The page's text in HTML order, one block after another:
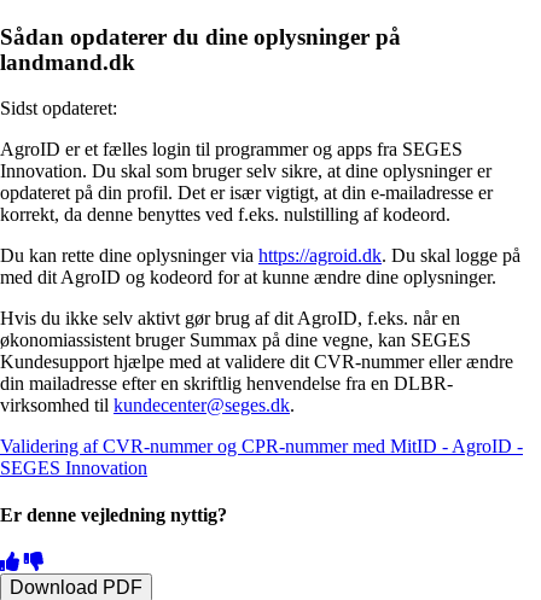
Sådan opdaterer du dine oplysninger på
landmand.dk
Sidst opdateret:
AgroID er et fælles login til programmer og apps fra SEGES
Innovation. Du skal som bruger selv sikre, at dine oplysninger er
opdateret på din profil. Det er især vigtigt, at din e-mailadresse er
korrekt, da denne benyttes ved f.eks. nulstilling af kodeord.
Du kan rette dine oplysninger via https://agroid.dk. Du skal logge på
med dit AgroID og kodeord for at kunne ændre dine oplysninger.
Hvis du ikke selv aktivt gør brug af dit AgroID, f.eks. når en
økonomiassistent bruger Summax på dine vegne, kan SEGES
Kundesupport hjælpe med at validere dit CVR-nummer eller ændre
din mailadresse efter en skriftlig henvendelse fra en DLBR-
virksomhed til kundecenter@seges.dk.
Validering af CVR-nummer og CPR-nummer med MitID - AgroID -
SEGES Innovation
Er denne vejledning nyttig?
Download PDF